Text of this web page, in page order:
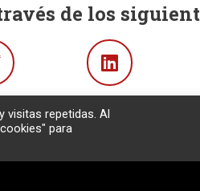
de los
Linkedin
visitas repetidas. Al
para